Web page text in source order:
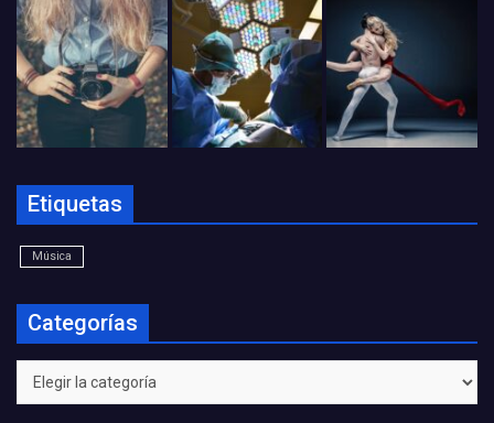
Etiquetas
Música
Categorías
Categorías